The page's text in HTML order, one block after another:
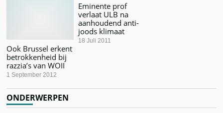
Ook Brussel erkent
betrokkenheid bij
razzia’s van WOII
1 September 2012
Eminente prof
verlaat ULB na
aanhoudend anti-
joods klimaat
18 Juli 2011
ONDERWERPEN